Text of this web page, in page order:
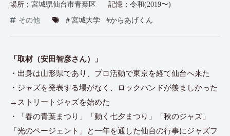
場所：宮城県仙台市青葉区 記憶：令和(2019〜)
その他 ＃宮城大学 #からあげくん
「取材（安田智彦さん）」
・出身は山形県であり、プロ活動で東京を経て仙台へ来た
・ジャズを発表する場がなく、ロックバンドが羨ましかった
→ストリートジャズを始めた
・「春の青葉まつり」「動く七夕まつり」「秋のジャズ」
「光のページェント」と一年を通した仙台の行事にジャズフ